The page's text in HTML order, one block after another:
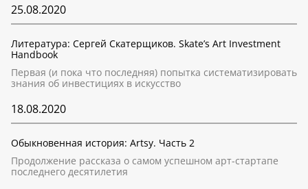
25.08.2020
Литература: Сергей Скатерщиков. Skate’s Art Investment
Handbook
Первая (и пока что последняя) попытка систематизировать
знания об инвестициях в искусство
18.08.2020
Обыкновенная история: Artsy. Часть 2
Продолжение рассказа о самом успешном арт-стартапе
последнего десятилетия